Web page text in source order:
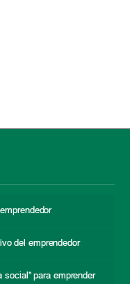
del emprendedor
social” para emprender